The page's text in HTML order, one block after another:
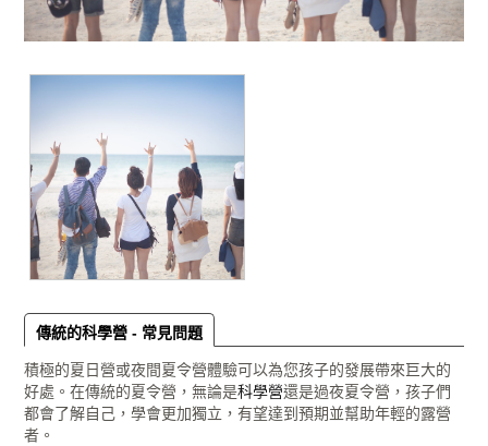
傳統的科學營 - 常見問題
積極的夏日營或夜間夏令營體驗可以為您孩子的發展帶來巨大的
好處。在傳統的夏令營，無論是科學營還是過夜夏令營，孩子們
都會了解自己，學會更加獨立，有望達到預期並幫助年輕的露營
者。